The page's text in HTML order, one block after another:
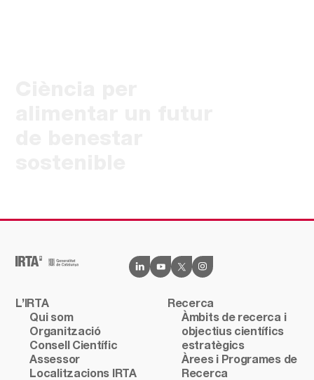
L’IRTA
Qui som
Organització
Consell Científic
Assessor
Localitzacions IRTA
Recerca
Àmbits de recerca i
objectius científics
estratègics
Àrees i Programes de
Recerca